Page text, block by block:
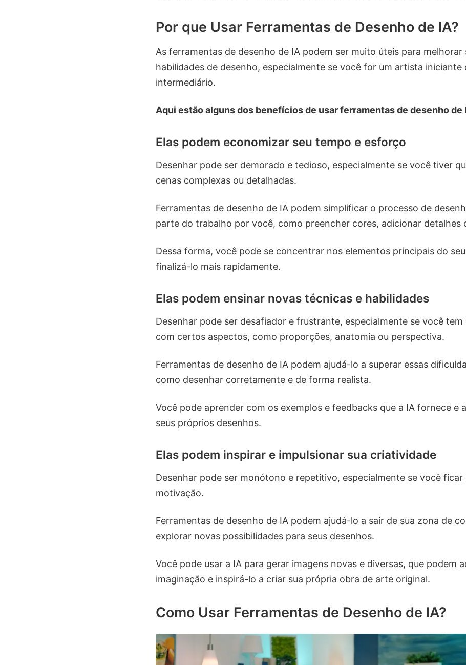
Por que Usar Ferramentas de Desenho de IA?
As ferramentas de desenho de IA podem ser muito úteis para melhorar
habilidades de desenho, especialmente se você for um artista iniciante
intermediário.
Aqui estão alguns dos benefícios de usar ferramentas de desenho de
Elas podem economizar seu tempo e esforço
Desenhar pode ser demorado e tedioso, especialmente se você tiver
cenas complexas ou detalhadas.
Ferramentas de desenho de IA podem simplificar o processo de
parte do trabalho por você, como preencher cores, adicionar detalhes
Dessa forma, você pode se concentrar nos elementos principais do
finalizá-lo mais rapidamente.
Elas podem ensinar novas técnicas e habilidades
Desenhar pode ser desafiador e frustrante, especialmente se você
com certos aspectos, como proporções, anatomia ou perspectiva.
Ferramentas de desenho de IA podem ajudá-lo a superar essas
como desenhar corretamente e de forma realista.
Você pode aprender com os exemplos e feedbacks que a IA fornece e
seus próprios desenhos.
Elas podem inspirar e impulsionar sua criatividade
Desenhar pode ser monótono e repetitivo, especialmente se você ficar
motivação.
Ferramentas de desenho de IA podem ajudá-lo a sair de sua zona de
explorar novas possibilidades para seus desenhos.
Você pode usar a IA para gerar imagens novas e diversas, que podem
imaginação e inspirá-lo a criar sua própria obra de arte original.
Como Usar Ferramentas de Desenho de IA?